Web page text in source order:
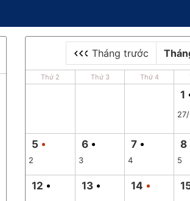
Tháng trước
Thứ 2 Thứ 3 Thứ 4
1
5
2
6
3
7
4
8
5
12 13 14